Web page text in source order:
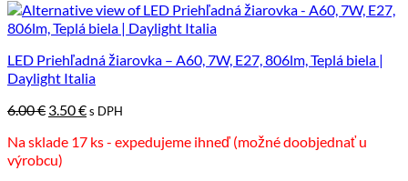
LED Priehľadná žiarovka – A60, 7W, E27, 806lm, Teplá biela |
Daylight Italia
6.00€ Pôvodná
bola:
6.00 €.
3.50€Aktuálna
je:
s DPH
Na sklade 17 ks - expedujeme ihneď (možné doobjednať u
výrobcu)